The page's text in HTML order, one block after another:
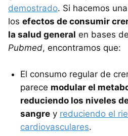
demostrado. Si hacemos
los efectos de consumir
la salud general en bases
Pubmed, encontramos que:
El consumo regular de
parece modular el
reduciendo los niveles
sangre y reduciendo el
cardiovasculares.